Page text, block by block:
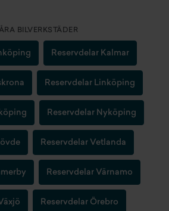
BILVERKSTÄDER
Reservdelar Kalmar
Reservdelar Linköping
Reservdelar Nyköping
Reservdelar Vetlanda
Reservdelar Värnamo
Reservdelar Örebro